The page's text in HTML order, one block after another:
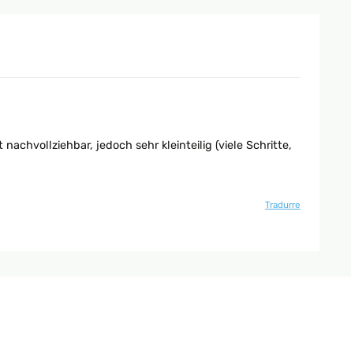
jedoch sehr kleinteilig (viele Schritte,
Tradurre